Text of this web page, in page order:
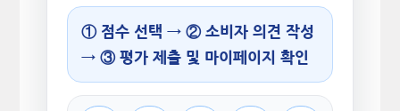
① 점수 선택 → ② 소비자 의견 작성
→ ③ 평가 제출 및 마이페이지 확인